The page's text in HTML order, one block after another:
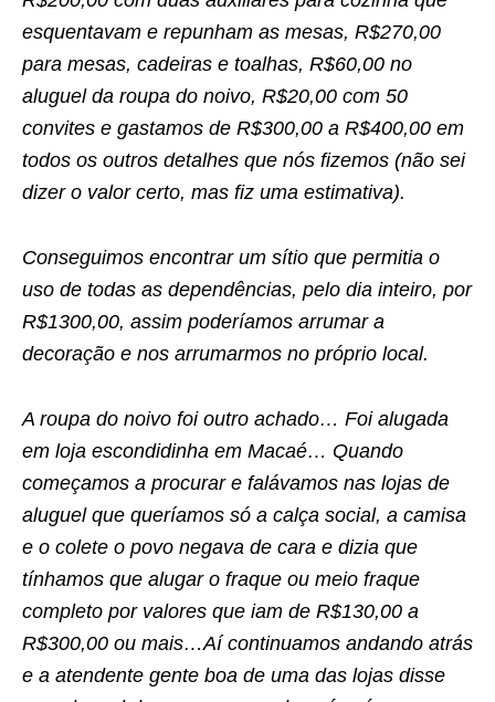
esquentavam e repunham as mesas, R$270,00
para mesas, cadeiras e toalhas, R$60,00 no
aluguel da roupa do noivo, R$20,00 com 50
convites e gastamos de R$300,00 a R$400,00 em
todos os outros detalhes que nós fizemos (não sei
dizer o valor certo, mas fiz uma estimativa).
Conseguimos encontrar um sítio que permitia o
uso de todas as dependências, pelo dia inteiro, por
R$1300,00, assim poderíamos arrumar a
decoração e nos arrumarmos no próprio local.
A roupa do noivo foi outro achado… Foi alugada
em loja escondidinha em Macaé… Quando
começamos a procurar e falávamos nas lojas de
aluguel que queríamos só a calça social, a camisa
e o colete o povo negava de cara e dizia que
tínhamos que alugar o fraque ou meio fraque
completo por valores que iam de R$130,00 a
R$300,00 ou mais…Aí continuamos andando atrás
e a atendente gente boa de uma das lojas disse